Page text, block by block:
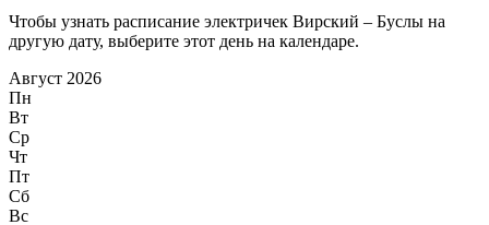
Чтобы узнать расписание электричек Вирский – Буслы на
другую дату, выберите этот день на календаре.
Август 2026
Пн
Вт
Ср
Чт
Пт
Сб
Вс